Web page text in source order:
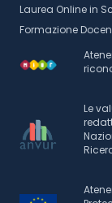
Laurea Online in
Formazione
Le